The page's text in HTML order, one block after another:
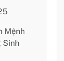
Mệnh
Sinh